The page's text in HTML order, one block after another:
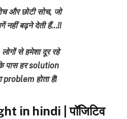
और छोटी सोच, जो
नहीं बढ़ने देती हैं…!!
से हमेशा दूर रहे
पास हर solution
problem होता है!
in hindi | पॉजिटिव